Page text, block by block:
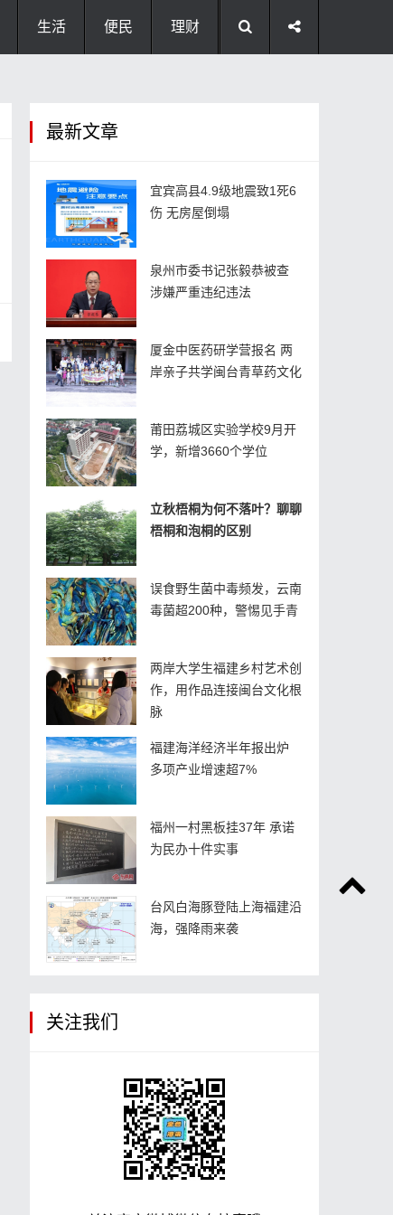
生活 便民 理财
最新文章
宜宾高县4.9级地震致1死6
伤 无房屋倒塌
泉州市委书记张毅恭被查
涉嫌严重违纪违法
厦金中医药研学营报名 两
岸亲子共学闽台青草药文化
莆田荔城区实验学校9月开
学，新增3660个学位
立秋梧桐为何不落叶？聊聊
梧桐和泡桐的区别
误食野生菌中毒频发，云南
毒菌超200种，警惕见手青
两岸大学生福建乡村艺术创
作，用作品连接闽台文化根
脉
福建海洋经济半年报出炉
多项产业增速超7%
福州一村黑板挂37年 承诺
为民办十件实事
台风白海豚登陆上海福建沿
海，强降雨来袭
关注我们